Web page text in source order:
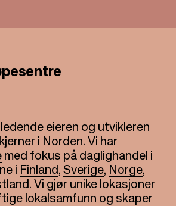
eieren og utvikleren
i Norden. Vi har
med fokus på daglighandel i
i Finland, Sverige, Norge,
. Vi gjør unike lokasjoner
lokalsamfunn og skaper